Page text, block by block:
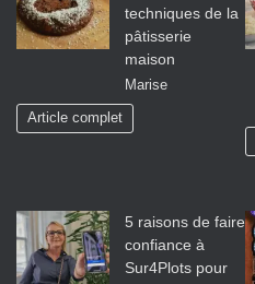
techniques de la
pâtisserie
maison
Marise
Article complet
5 raisons de faire
confiance à
Sur4Plots pour